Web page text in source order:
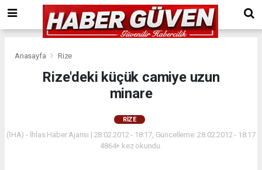
Anasayfa Rize
Rize'deki küçük camiye uzun
minare
RIZE
(İHA) - İhlas Haber Ajansı | 28.02.2012 - 18:17, Güncelleme: 28.02.2012 - 18:17
4864+ kez okundu.